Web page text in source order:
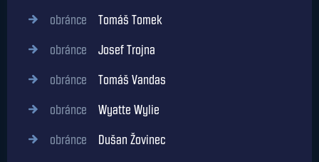
obránce Tomáš Tomek
obránce Josef Trojna
obránce Tomáš Vandas
obránce Wyatte Wylie
obránce Dušan Žovinec